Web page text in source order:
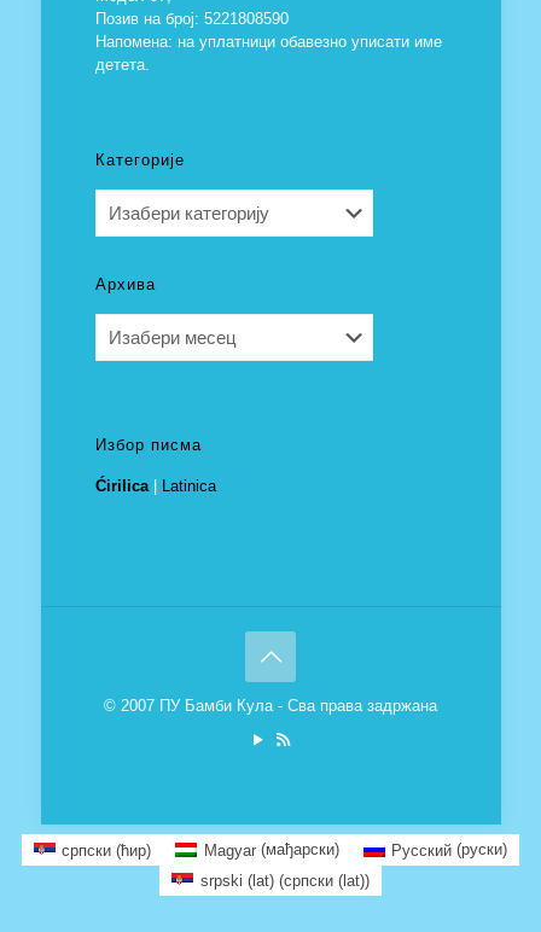
Позив на број: 5221808590
Напомена: на уплатници обавезно уписати име
детета.
Категорије
Архива
Избор писма
Ćirilica| Latinica
© 2007 ПУ Бамби Кула - Сва права задржана
српски (ћир) Magyar(мађарски) Русский(руски)
srpski (lat)(српски (lat))